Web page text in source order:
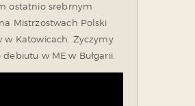
ostatnio srebrnym
Mistrzostwach Polski
w Katowicach. Życzymy
w ME w Bułgarii.